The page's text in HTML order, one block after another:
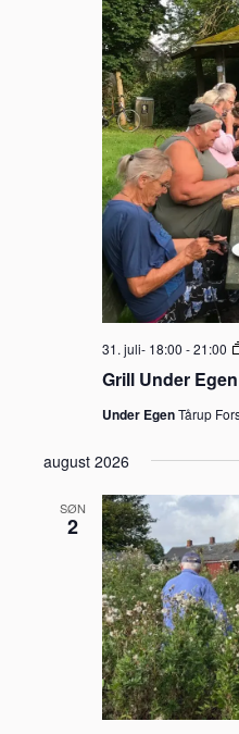
Grill Under Egen
31. juli- 18:00 -21:00
Under EgenTårup
august 2026
SØN
2